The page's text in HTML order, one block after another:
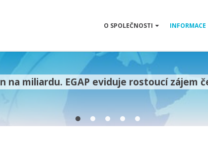
O SPOLEČNOSTI INFORMACE
na miliardu. EGAP eviduje rostoucí zájem